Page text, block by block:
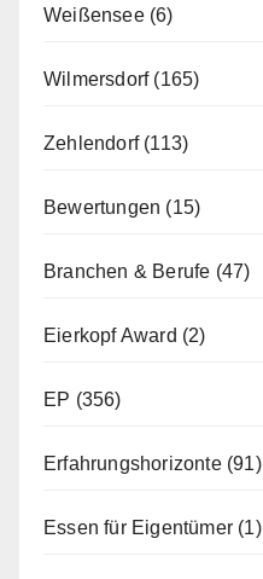
Weißensee(6)
Wilmersdorf(165)
Zehlendorf(113)
Bewertungen (15)
Branchen & Berufe (47)
Eierkopf Award (2)
EP (356)
Erfahrungshorizonte(91)
Essen für Eigentümer (1)